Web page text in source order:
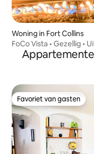
Woning in Fort Collins
FoCo Vista • Gezellig •
• Honden
Favoriet van gasten
Favoriet van gasten